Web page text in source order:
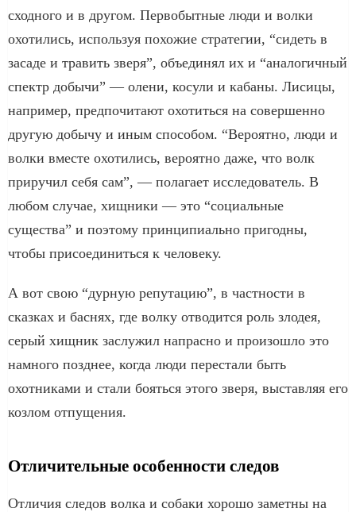
сходного и в другом. Первобытные люди и волки
охотились, используя похожие стратегии, “сидеть в
засаде и травить зверя”, объединял их и “аналогичный
спектр добычи” — олени, косули и кабаны. Лисицы,
например, предпочитают охотиться на совершенно
другую добычу и иным способом. “Вероятно, люди и
волки вместе охотились, вероятно даже, что волк
приручил себя сам”, — полагает исследователь. В
любом случае, хищники — это “социальные
существа” и поэтому принципиально пригодны,
чтобы присоединиться к человеку.
А вот свою “дурную репутацию”, в частности в
сказках и баснях, где волку отводится роль злодея,
серый хищник заслужил напрасно и произошло это
намного позднее, когда люди перестали быть
охотниками и стали бояться этого зверя, выставляя его
козлом отпущения.
Отличительные особенности следов
Отличия следов волка и собаки хорошо заметны на